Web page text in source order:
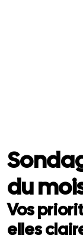
du
Vos
elles